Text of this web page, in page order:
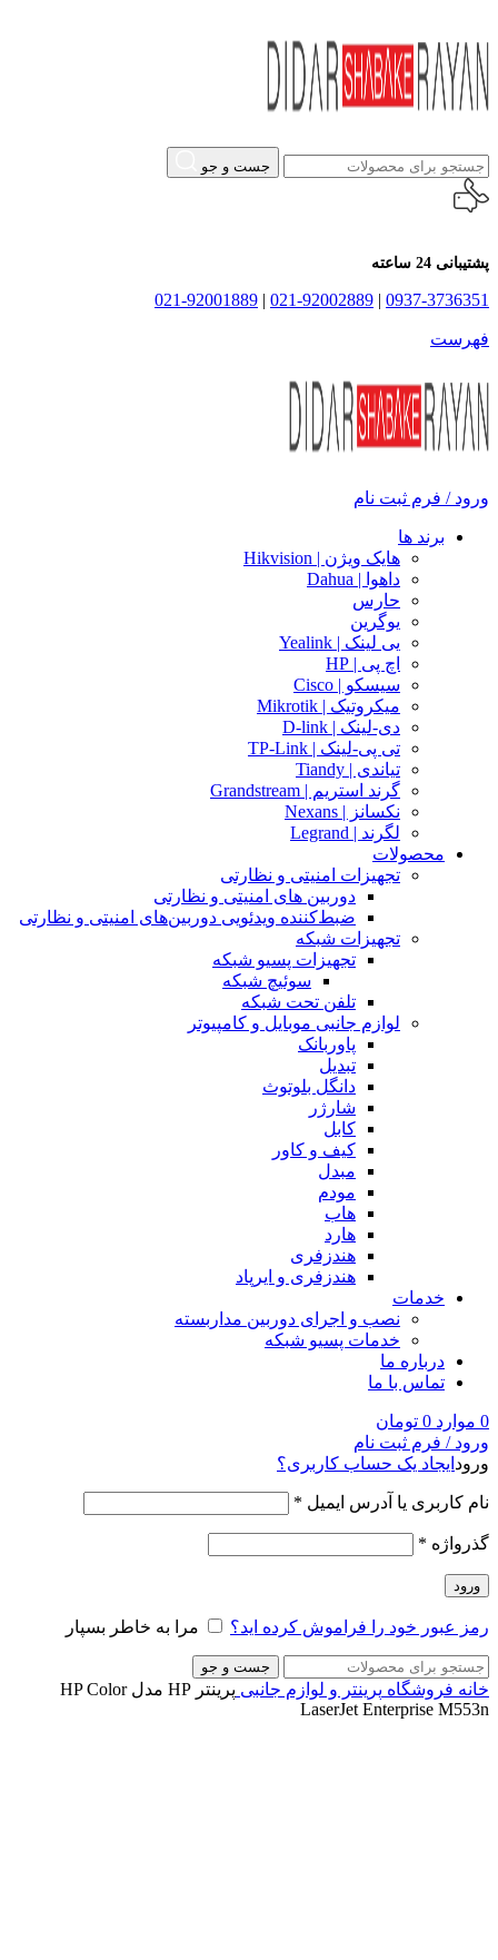
جست و جو
پشتیبانی 24 ساعته
0937-3736351
|
021-92002889
|
021-92001889
فهرست
ورود / فرم ثبت نام
برند ها
هایک ویژن | Hikvision
داهوا | Dahua
حارس
یوگرین
یی لینک | Yealink
اچ پی | HP
سیسکو | Cisco
میکروتیک | Mikrotik
دی-لینک | D-link
تی پی-لینک | TP-Link
تیاندی | Tiandy
گرند استریم | Grandstream
نکسانز | Nexans
لگرند | Legrand
محصولات
تجهیزات امنیتی و نظارتی
دوربین های امنیتی و نظارتی
ضبط‌کننده ویدئویی دوربین‌های امنیتی و نظارتی
تجهیزات شبکه
تجهیزات پسیو شبکه
سوئیچ‌ شبکه
تلفن تحت شبکه
لوازم جانبی موبایل و کامپیوتر
پاوربانک
تبدیل
دانگل بلوتوث
شارژر
کابل
کیف و کاور
مبدل
مودم
هاب
هارد
هندزفری
هندزفری و ایرپاد
خدمات
نصب و اجرای دوربین مداربسته
خدمات پسیو شبکه
درباره ما
تماس با ما
0 موارد 0 تومان
ورود / فرم ثبت نام
ورود ایجاد یک حساب کاربری؟
نام کاربری یا آدرس ایمیل *
گذرواژه *
ورود
رمز عبور خود را فراموش کرده اید؟ مرا به خاطر بسپار
جست و جو
خانه فروشگاه پرینتر و لوازم جانبی
پرینتر HP مدل HP Color
LaserJet Enterprise M553n